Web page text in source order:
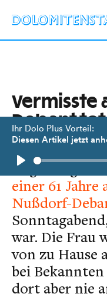
Ihr Dolo Plus Vorteil:
Diesen Artikel jetzt
Play
Vermisste
Debant
Fieberhaft
Angehörige
einer 61 Jahre
Nußdorf-
war. Die Frau
von zu Hause
bei
dort aber nie